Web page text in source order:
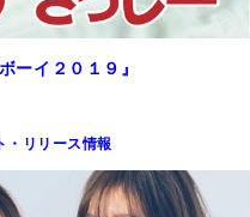
ーイ２０１９』
・リリース情報